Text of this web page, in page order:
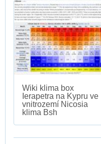
Wiki klima box
Ierapetra na Kypru ve
vnitrozemí Nicosia
klima Bsh